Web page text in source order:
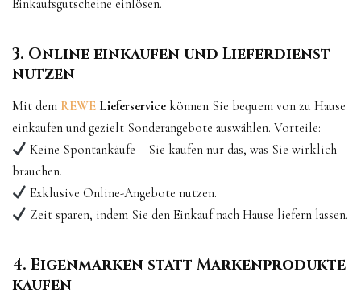
Einkaufsgutscheine einlösen.
3. Online einkaufen und Lieferdienst
nutzen
Mit dem REWE Lieferservice können Sie bequem von zu Hause
einkaufen und gezielt Sonderangebote auswählen. Vorteile:
Keine Spontankäufe – Sie kaufen nur das, was Sie wirklich
brauchen.
Exklusive Online-Angebote nutzen.
Zeit sparen, indem Sie den Einkauf nach Hause liefern lassen.
4. Eigenmarken statt Markenprodukte
kaufen